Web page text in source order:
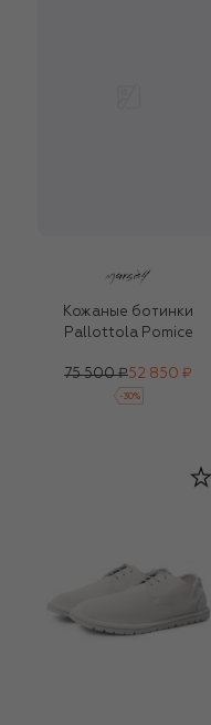
Кожаные ботинки
Pallottola Pomice
75 500 ₽52 850 ₽
-30%